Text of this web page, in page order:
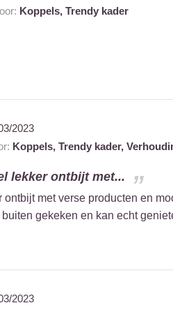
Koppels, Trendy kader
2023
Koppels, Trendy kader,
lekker ontbijt met...
met verse producten en
gekeken en kan echt
2023